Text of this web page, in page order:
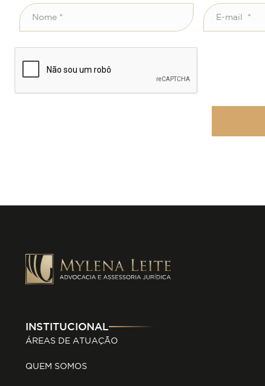
Nome
E-
INSTITUCIONAL
ÁREAS DE ATUAÇÃO
QUEM SOMOS